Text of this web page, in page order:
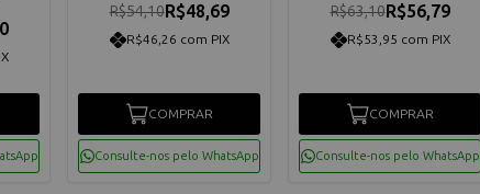
R$54,10R$48,69
R$46,26 com PIX
COMPRAR
Consulte-nos pelo WhatsApp
R$63,10R$56,79
R$53,95 com PIX
COMPRAR
Consulte-nos pelo WhatsApp